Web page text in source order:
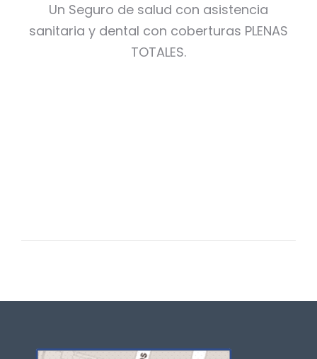
Un Seguro de salud con asistencia
sanitaria y dental con coberturas PLENAS
TOTALES.